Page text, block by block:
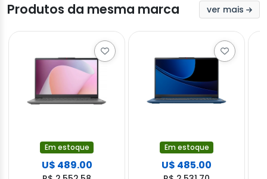
Produtos da mesma marca ver mais
Em estoque
U$ 489.00
Em estoque
U$ 485.00